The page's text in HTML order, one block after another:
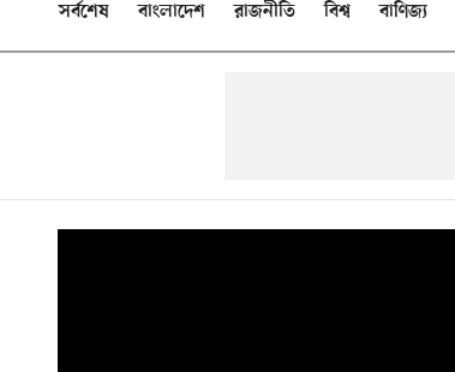
সর্বশেষ বাংলাদেশ রাজনীতি বিশ্ব বাণিজ্য